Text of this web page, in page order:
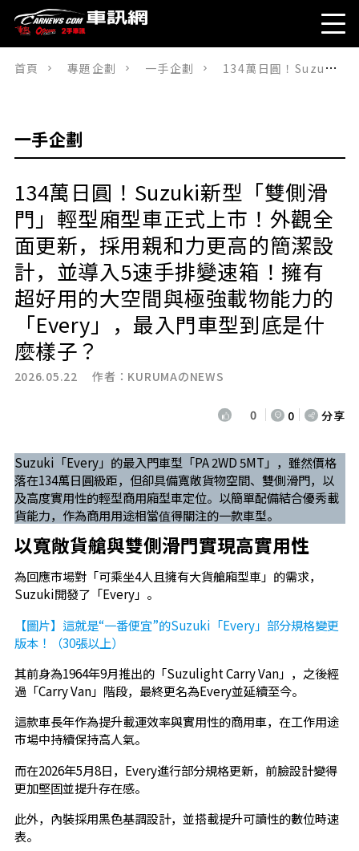
首頁 專題企劃 一手企劃 134萬日圓！Suzuki新型「雙側滑門」輕型廂型車正式上市！外觀全面更新，採用親和力更高的簡潔設計，並導入5速手排變速箱！擁有超好用的大空間與極強載物能力的「Every」，最入門車型到底是什麼樣子？
一手企劃
134萬日圓！Suzuki新型「雙側滑
門」輕型廂型車正式上市！外觀全
面更新，採用親和力更高的簡潔設
計，並導入5速手排變速箱！擁有
超好用的大空間與極強載物能力的
「Every」，最入門車型到底是什
麼樣子？
2026.05.22 作者： KURUMAのNEWS
0 0 分享
Suzuki「Every」的最入門車型「PA 2WD 5MT」，雖然價格
落在134萬日圓級距，但卻具備寬敞貨物空間、雙側滑門，以
及高度實用性的輕型商用廂型車定位。以簡單配備結合優秀載
貨能力，作為商用用途相當值得關注的一款車型。
以寬敞貨艙與雙側滑門實現高實用性
為回應市場對「可乘坐4人且擁有大貨艙廂型車」的需求，
Suzuki開發了「Every」。
【圖片】這就是“一番便宜”的Suzuki「Every」部分規格變更
版本！（30張以上）
其前身為1964年9月推出的「Suzulight Carry Van」，之後經
過「Carry Van」階段，最終更名為Every並延續至今。
這款車長年作為提升載運效率與實用性的商用車，在工作用途
市場中持續保持高人氣。
而在2026年5月8日，Every進行部分規格更新，前臉設計變得
更加堅固並提升存在感。
此外，內裝採用黑色基調設計，並搭載提升可讀性的數位時速
表。